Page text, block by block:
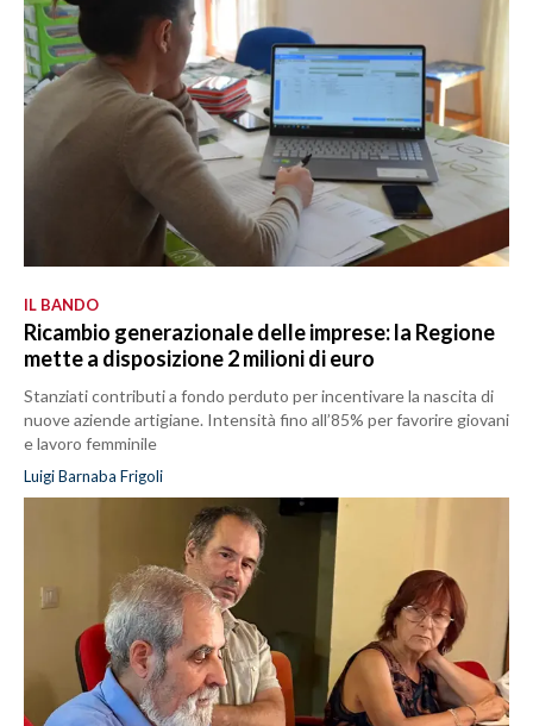
IL BANDO
Ricambio generazionale delle imprese: la Regione
mette a disposizione 2 milioni di euro
Stanziati contributi a fondo perduto per incentivare la nascita di
nuove aziende artigiane. Intensità fino all’85% per favorire giovani
e lavoro femminile
Luigi Barnaba Frigoli